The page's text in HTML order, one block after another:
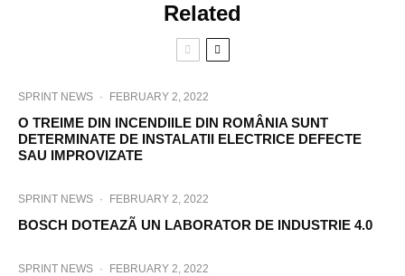
Related
SPRINT NEWS · FEBRUARY 2, 2022
O TREIME DIN INCENDIILE DIN ROMÂNIA SUNT
DETERMINATE DE INSTALATII ELECTRICE DEFECTE
SAU IMPROVIZATE
SPRINT NEWS · FEBRUARY 2, 2022
BOSCH DOTEAZÃ UN LABORATOR DE INDUSTRIE 4.0
SPRINT NEWS · FEBRUARY 2, 2022